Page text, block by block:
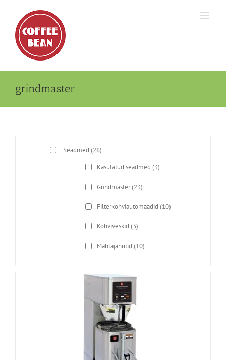
content
grindmaster
Seadmed (26)
Kasutatud seadmed (3)
Grindmaster(23)
Filterkohviautomaadid (10)
Kohviveskid (3)
Mahlajahutid (10)